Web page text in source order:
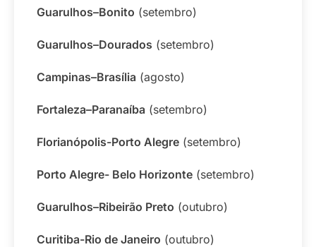
Guarulhos–Bonito (setembro)
Guarulhos–Dourados (setembro)
Campinas–Brasília (agosto)
Fortaleza–Paranaíba (setembro)
Florianópolis-Porto Alegre (setembro)
Porto Alegre- Belo Horizonte (setembro)
Guarulhos–Ribeirão Preto (outubro)
Curitiba-Rio de Janeiro (outubro)